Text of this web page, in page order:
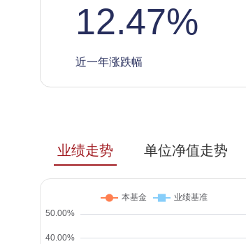
12.47%
近一年涨跌幅
业绩走势 单位净值走势